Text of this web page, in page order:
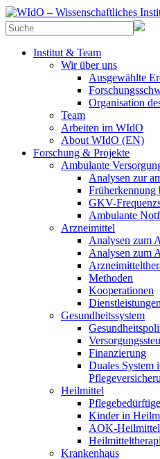
Institut & Team
Wir über uns
Ausgewählte
Organisation
Team
Arbeiten im WIdO
About WIdO (EN)
Forschung & Projekte
Ambulante
Analysen zur
Früherkennung
GKV-
Ambulante
Arzneimittel
Analysen zum
Analysen zum
Methoden
Kooperationen
Gesundheitssystem
Finanzierung
Duales System
Heilmittel
Kinder in
AOK-
Krankenhaus